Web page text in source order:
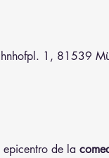
1, 81539
de la